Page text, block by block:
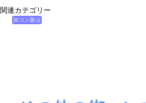
関連カテゴリー
街コン富山